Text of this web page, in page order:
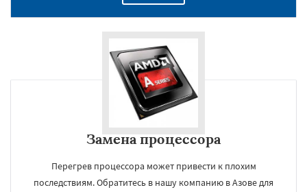
Замена процессора
Перегрев процессора может привести к плохим
последствиям. Обратитесь в нашу компанию в Азове для